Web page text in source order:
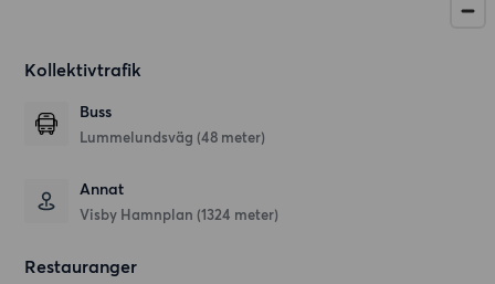
Kollektivtrafik
Buss
Lummelundsväg (48 meter)
Annat
Visby Hamnplan (1324 meter)
Restauranger